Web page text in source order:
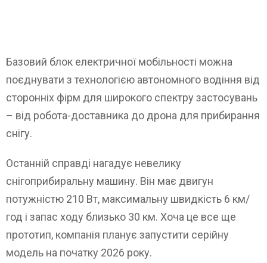
Базовий блок електричної мобільності можна
поєднувати з технологією автономного водіння від
сторонніх фірм для широкого спектру застосувань
– від робота-доставника до дрона для прибирання
снігу.
Останній справді нагадує невелику
снігоприбиральну машину. Він має двигун
потужністю 210 Вт, максимальну швидкість 6 км/
год і запас ходу близько 30 км. Хоча це все ще
прототип, компанія планує запустити серійну
модель на початку 2026 року.